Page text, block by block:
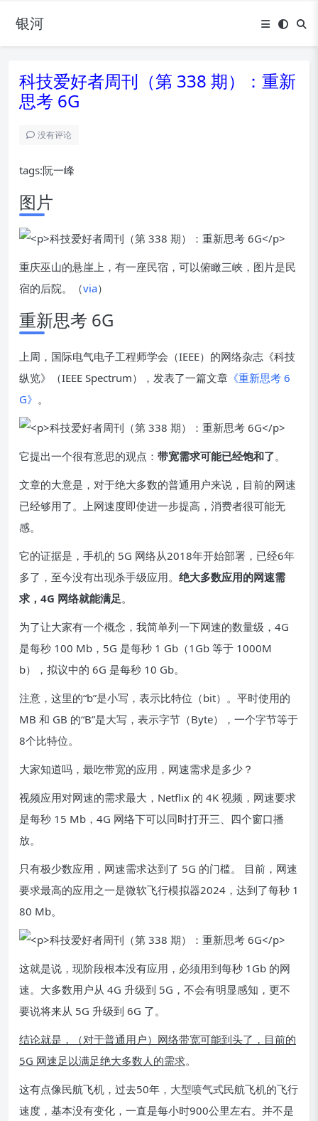
银河
科技爱好者周刊（第 338 期）：重新
思考 6G
没有评论
tags:阮一峰
图片
重庆巫山的悬崖上，有一座民宿，可以俯瞰三峡，图片是民
宿的后院。（via）
重新思考 6G
上周，国际电气电子工程师学会（IEEE）的网络杂志《科技
纵览》（IEEE Spectrum），发表了一篇文章 《重新思考 6
G》 。
它提出一个很有意思的观点： 带宽需求可能已经饱和了。
文章的大意是，对于绝大多数的普通用户来说，目前的网速
已经够用了。上网速度即使进一步提高，消费者很可能无
感。
它的证据是，手机的 5G 网络从2018年开始部署，已经6年
多了，至今没有出现杀手级应用。 绝大多数应用的网速需
求，4G 网络就能满足。
为了让大家有一个概念，我简单列一下网速的数量级，4G
是每秒 100 Mb，5G 是每秒 1 Gb（1Gb 等于 1000M
b），拟议中的 6G 是每秒 10 Gb。
注意，这里的“b”是小写，表示比特位（bit）。平时使用的
MB 和 GB 的“B”是大写，表示字节（Byte），一个字节等于
8个比特位。
大家知道吗，最吃带宽的应用，网速需求是多少？
视频应用对网速的需求最大，Netflix 的 4K 视频，网速要求
是每秒 15 Mb，4G 网络下可以同时打开三、四个窗口播
放。
只有极少数应用，网速需求达到了 5G 的门槛。 目前，网速
要求最高的应用之一是微软飞行模拟器2024，达到了每秒 1
80 Mb。
这就是说，现阶段根本没有应用，必须用到每秒 1Gb 的网
速。大多数用户从 4G 升级到 5G，不会有明显感知，更不
要说将来从 5G 升级到 6G 了。
结论就是，（对于普通用户）网络带宽可能到头了，目前的
5G 网速足以满足绝大多数人的需求。
这有点像民航飞机，过去50年，大型喷气式民航飞机的飞行
速度，基本没有变化，一直是每小时900公里左右。并不是